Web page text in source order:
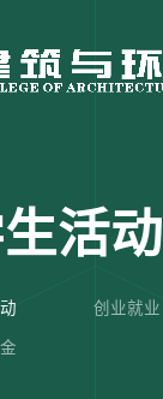
活动
创业就业